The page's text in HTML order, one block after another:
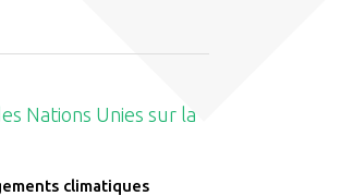
Nations Unies sur la
climatiques